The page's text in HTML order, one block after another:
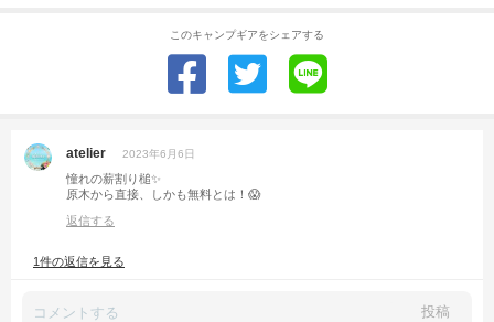
このキャンプギアをシェアする
atelier 2023年6月6日
憧れの薪割り槌✨
原木から直接、しかも無料とは！😱
返信する
1件の返信を見る
投稿